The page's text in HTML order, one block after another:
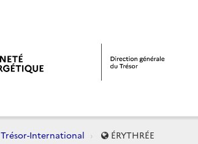
Trésor-International ÉRYTHRÉE